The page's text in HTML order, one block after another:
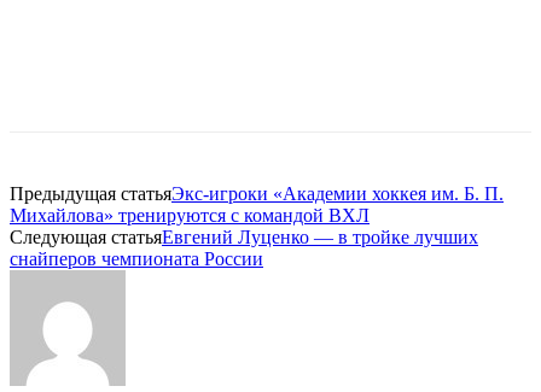
Предыдущая статьяЭкс-игроки «Академии хоккея им. Б. П.
Михайлова» тренируются с командой ВХЛ
Следующая статьяЕвгений Луценко — в тройке лучших
снайперов чемпионата России